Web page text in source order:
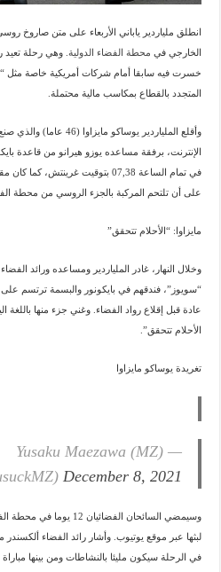
انطلق ملياردير ياباني الأربعاء على متن صاروخ
الخارجي في محطة الفضاء الدولية . وهي رحلة تعيد
خسرت فيه سابقا أمام شركات أمريكية خاصة مثل
المتجدد بالقطاع بمكاسب مالية محتملة.
وأقلع الملياردير يوساكو
الإنترنت، برفقة مساعده يوزو هيرانو من قاعدة
في تمام الساعة 07,38 بتوقيت
على أن تلتحم المركبة بالجزء الروسي من محطة الفضاء
مايزاوا: “الأحلام تتحقق”
وخلال النهار، غادر الملياردير ومساعده ورائد
“سويوز”، فندقهم في بايكونور والبسمة ترتسم
عادة قبل إقلاع رواد الفضاء. وغني جزء منها باللغة
الأحلام تتحقق”.
تغريدة يوساكو مايزاوا
— Yusaku Maezawa (MZ)
December 8, 2021
وسيمضي السائحان
لبثها عبر موقع يوتيوب. وأشار رائد الفضاء
في الرحلة سيكون مليئا بالنشاطات ومن بينها مباراة